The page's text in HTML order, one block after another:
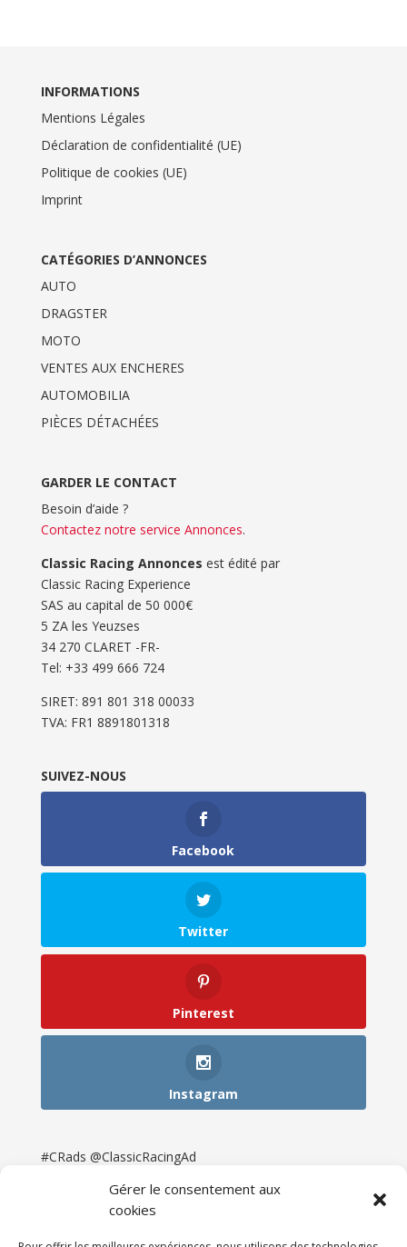
Gérer le consentement aux
cookies
INFORMATIONS
Mentions Légales
Déclaration de confidentialité (UE)
Politique de cookies (UE)
Imprint
CATÉGORIES D’ANNONCES
AUTO
DRAGSTER
MOTO
VENTES AUX ENCHERES
AUTOMOBILIA
PIÈCES DÉTACHÉES
GARDER LE CONTACT
Besoin d’aide ?
Contactez notre service Annonces.
Classic Racing Annonces est édité par
Classic Racing Experience
SAS au capital de 50 000€
5 ZA les Yeuzses
34 270 CLARET -FR-
Tel: ‭+33 499 666 724‬
SIRET: 891 801 318 00033
TVA: FR1 8891801318
SUIVEZ-NOUS
Facebook
Twitter
Pinterest
Instagram
#CRads @ClassicRacingAd